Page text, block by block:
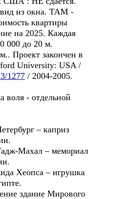
из окна. TAM -
квартиры
на 2025. Каждая
000 до 20 м.
Проект закончен в
University: USA /
1277 / 2004-2005.
воля - отдельной
– каприз
Махал – мемориал
Хеопса – игрушка
здание Мирового